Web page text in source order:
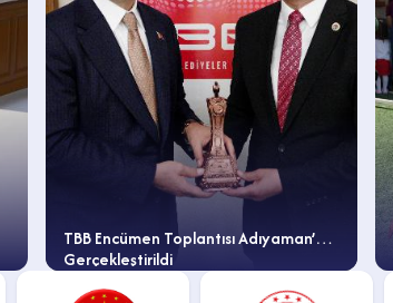
TBB Encümen Toplantısı Adıyaman’da
Gerçekleştirildi